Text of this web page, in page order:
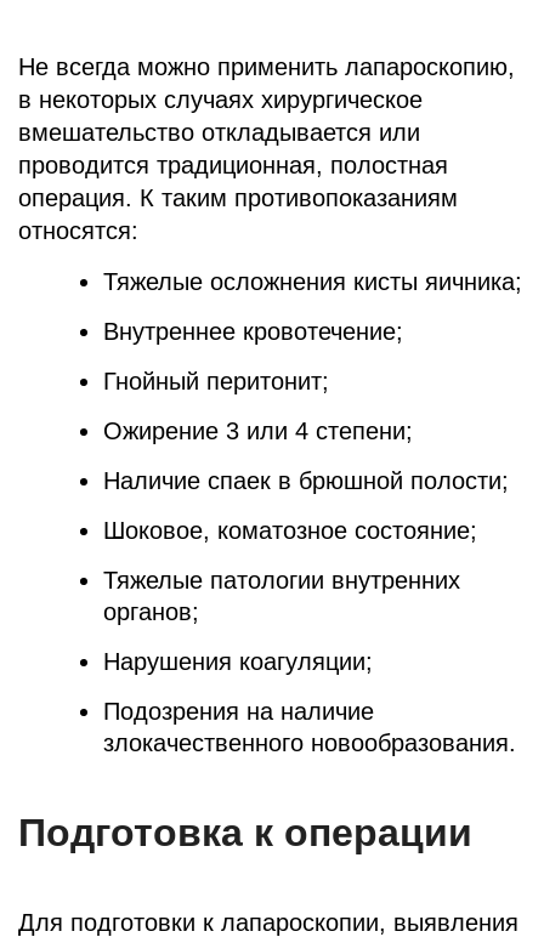
Не всегда можно применить лапароскопию,
в некоторых случаях хирургическое
вмешательство откладывается или
проводится традиционная, полостная
операция. К таким противопоказаниям
относятся:
Тяжелые осложнения кисты яичника;
Внутреннее кровотечение;
Гнойный перитонит;
Ожирение 3 или 4 степени;
Наличие спаек в брюшной полости;
Шоковое, коматозное состояние;
Тяжелые патологии внутренних
органов;
Нарушения коагуляции;
Подозрения на наличие
злокачественного новообразования.
Подготовка к операции
Для подготовки к лапароскопии, выявления